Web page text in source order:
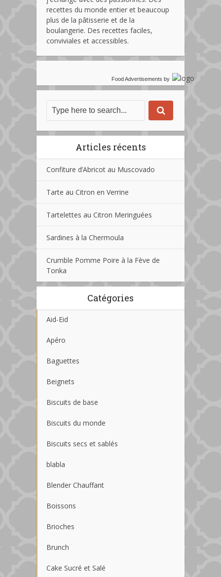
recettes du monde entier et beaucoup
plus de la pâtisserie et de la
boulangerie. Des recettes faciles,
conviviales et accessibles.
Food Advertisements by
Articles récents
Confiture d’Abricot au Muscovado
Tarte au Citron en Verrine
Tartelettes au Citron Meringuées
Sardines à la Chermoula
Crumble Pomme Poire à la Fève de
Tonka
Catégories
Aid-Eid
Apéro
Baguettes
Beignets
Biscuits de base
Biscuits du monde
Biscuits secs et sablés
blabla
Blender Chauffant
Boissons
Brioches
Brunch
Cake Sucré et Salé